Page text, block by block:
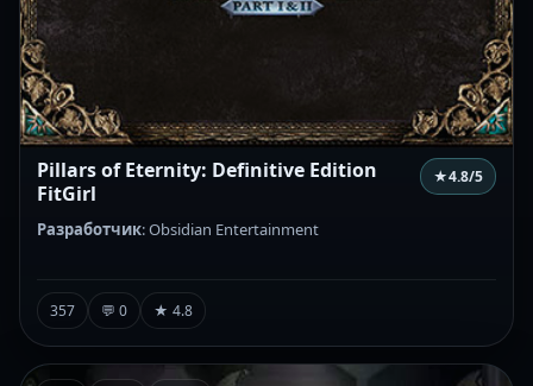
Pillars of Eternity: Definitive Edition
FitGirl
★4.8/5
Разработчик: Obsidian Entertainment
357 💬 0 ★ 4.8